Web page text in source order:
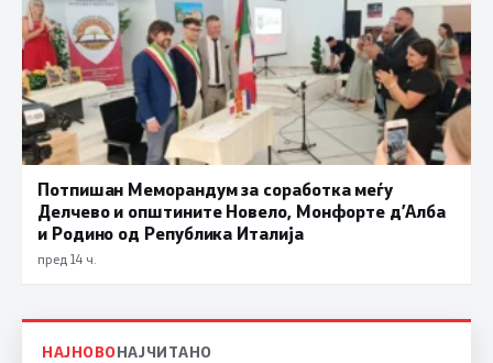
Потпишан Меморандум за соработка меѓу
Делчево и општините Новело, Монфорте д’Алба
и Родино од Република Италија
пред 14 ч.
НАЈНОВОНАЈЧИТАНО